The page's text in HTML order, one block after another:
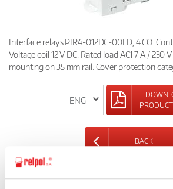
Interface relays PIR4-012DC-00LD, 4 CO.
Voltage coil 12 V DC. Rated load AC1 7 A / 230
mounting on 35 mm rail. Cover protection
BACK